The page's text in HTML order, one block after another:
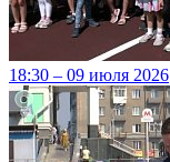
18:30 – 09 июля 2026